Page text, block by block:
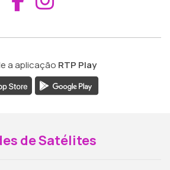
a aplicação RTP Play
de Satélites